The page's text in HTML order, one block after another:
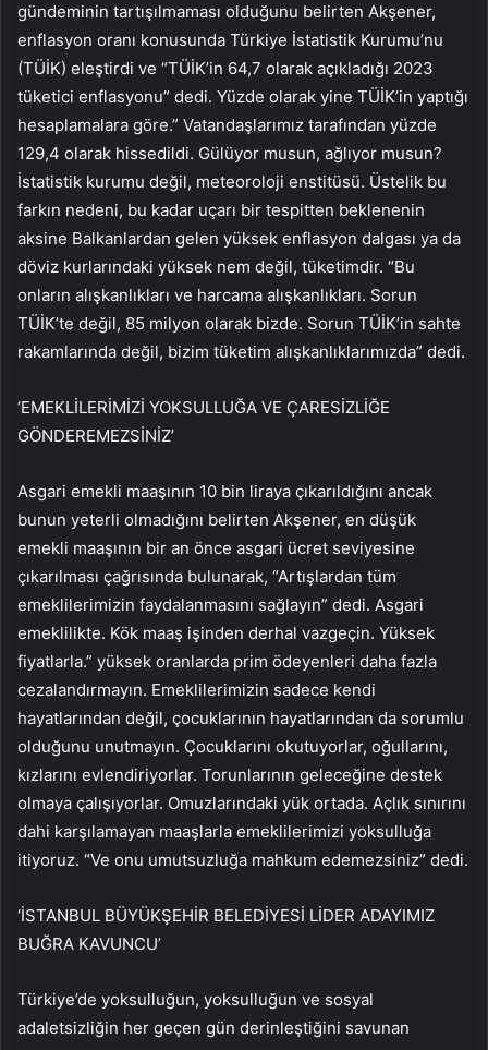
gündeminin tartışılmaması olduğunu belirten Akşener,
enflasyon oranı konusunda Türkiye İstatistik Kurumu’nu
(TÜİK) eleştirdi ve “TÜİK’in 64,7 olarak açıkladığı 2023
tüketici enflasyonu” dedi. Yüzde olarak yine TÜİK’in yaptığı
hesaplamalara göre.” Vatandaşlarımız tarafından yüzde
129,4 olarak hissedildi. Gülüyor musun, ağlıyor musun?
İstatistik kurumu değil, meteoroloji enstitüsü. Üstelik bu
farkın nedeni, bu kadar uçarı bir tespitten beklenenin
aksine Balkanlardan gelen yüksek enflasyon dalgası ya da
döviz kurlarındaki yüksek nem değil, tüketimdir. “Bu
onların alışkanlıkları ve harcama alışkanlıkları. Sorun
TÜİK’te değil, 85 milyon olarak bizde. Sorun TÜİK’in sahte
rakamlarında değil, bizim tüketim alışkanlıklarımızda” dedi.
‘EMEKLİLERİMİZİ YOKSULLUĞA VE ÇARESİZLİĞE
GÖNDEREMEZSİNİZ’
Asgari emekli maaşının 10 bin liraya çıkarıldığını ancak
bunun yeterli olmadığını belirten Akşener, en düşük
emekli maaşının bir an önce asgari ücret seviyesine
çıkarılması çağrısında bulunarak, “Artışlardan tüm
emeklilerimizin faydalanmasını sağlayın” dedi. Asgari
emeklilikte. Kök maaş işinden derhal vazgeçin. Yüksek
fiyatlarla.” yüksek oranlarda prim ödeyenleri daha fazla
cezalandırmayın. Emeklilerimizin sadece kendi
hayatlarından değil, çocuklarının hayatlarından da sorumlu
olduğunu unutmayın. Çocuklarını okutuyorlar, oğullarını,
kızlarını evlendiriyorlar. Torunlarının geleceğine destek
olmaya çalışıyorlar. Omuzlarındaki yük ortada. Açlık sınırını
dahi karşılamayan maaşlarla emeklilerimizi yoksulluğa
itiyoruz. “Ve onu umutsuzluğa mahkum edemezsiniz” dedi.
‘İSTANBUL BÜYÜKŞEHİR BELEDİYESİ LİDER ADAYIMIZ
BUĞRA KAVUNCU’
Türkiye’de yoksulluğun, yoksulluğun ve sosyal
adaletsizliğin her geçen gün derinleştiğini savunan